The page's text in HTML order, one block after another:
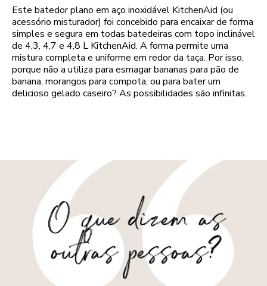
Este batedor plano em aço inoxidável KitchenAid (ou
acessório misturador) foi concebido para encaixar de forma
simples e segura em todas batedeiras com topo inclinável
de 4,3, 4,7 e 4,8 L KitchenAid. A forma permite uma
mistura completa e uniforme em redor da taça. Por isso,
porque não a utiliza para esmagar bananas para pão de
banana, morangos para compota, ou para bater um
delicioso gelado caseiro? As possibilidades são infinitas.